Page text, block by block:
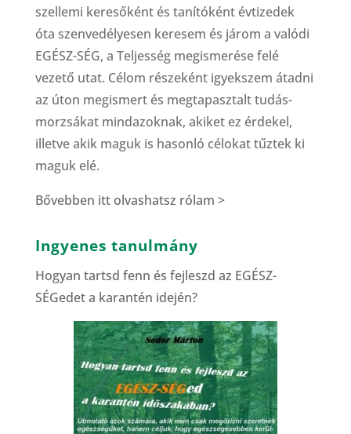
szellemi keresőként és tanítóként évtizedek
óta szenvedélyesen keresem és járom a valódi
EGÉSZ-SÉG, a Teljesség megismerése felé
vezető utat. Célom részeként igyekszem átadni
az úton megismert és megtapasztalt tudás-
morzsákat mindazoknak, akiket ez érdekel,
illetve akik maguk is hasonló célokat tűztek ki
maguk elé.
Bővebben itt olvashatsz rólam >
Ingyenes tanulmány
Hogyan tartsd fenn és fejleszd az EGÉSZ-
SÉGedet a karantén idején?